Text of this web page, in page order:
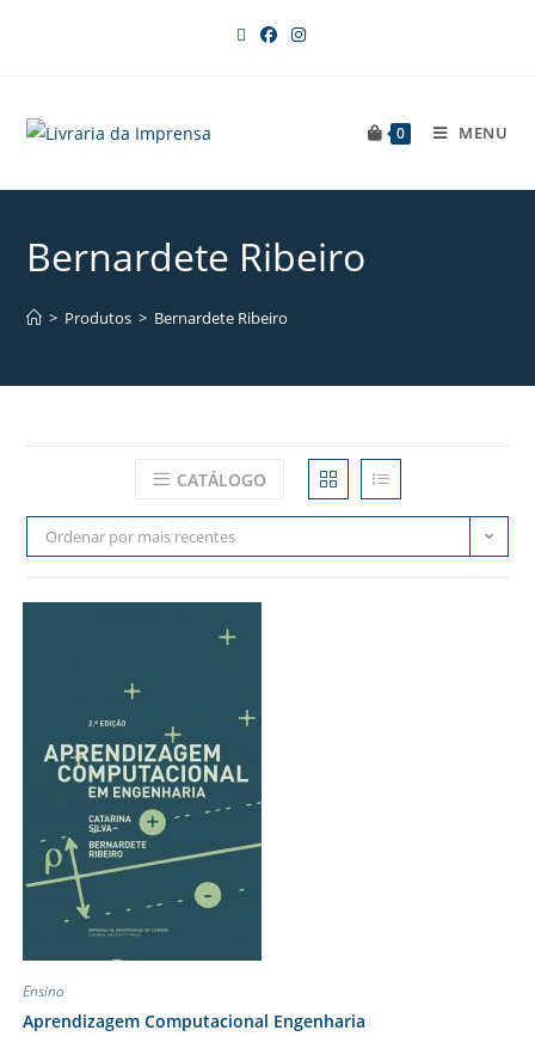
0 MENU
Bernardete Ribeiro
> Produtos > Bernardete Ribeiro
CATÁLOGO
Ordenar por mais recentes
Ensino
Aprendizagem Computacional Engenharia